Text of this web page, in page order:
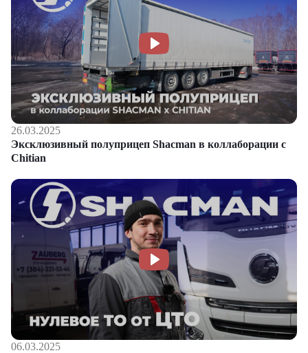
26.03.2025
Эксклюзивный полуприцеп Shacman в коллаборации с
Chitian
06.03.2025